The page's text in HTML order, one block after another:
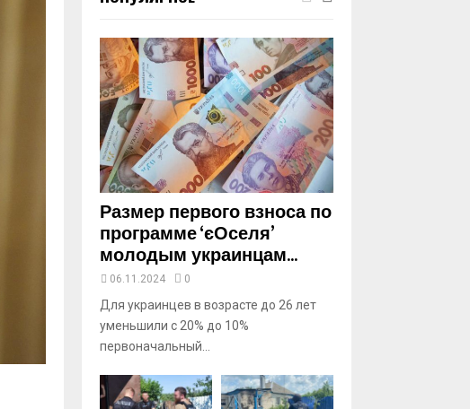
a
y
u
u
b
eРазмер первого взноса по
программе ‘єОселя’
молодым украинцам...
06.11.2024 0
Для украинцев в возрасте до 26 лет
уменьшили с 20% до 10%
первоначальный...